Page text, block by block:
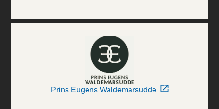
Prins Eugens Waldemarsudde